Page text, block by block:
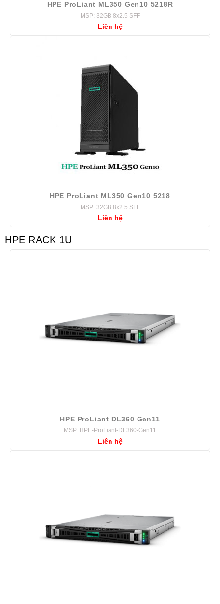
HPE ProLiant ML350 Gen10 5218R
MSP: 32GB 8x2.5 SFF
Liên hệ
HPE ProLiant ML350 Gen10 5218
MSP: 32GB 8x2.5 SFF
Liên hệ
HPE RACK 1U
HPE ProLiant DL360 Gen11
MSP: HPE-ProLiant-DL360-Gen11
Liên hệ